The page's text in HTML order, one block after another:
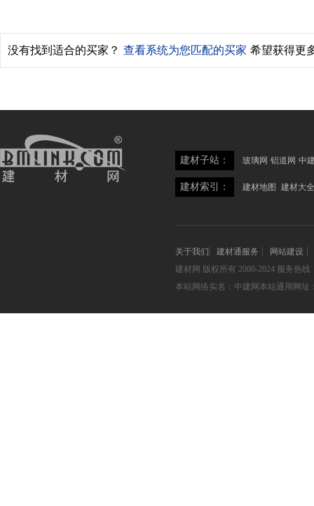
没有找到适合的买家？ 查看系统为您匹配的买家 希望获得更
建材子站： 玻璃网 铝道网 中
建材索引： 建材地图 建材大全
关于我们 建材通服务
网站建设
建材网 版权所有 2000-2024 服务热线
本站网络实名：中建网本站通用网址